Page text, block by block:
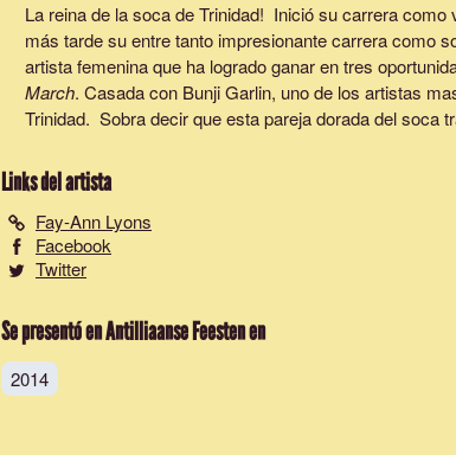
La reina de la soca de Trinidad! Inició su carrera
más tarde su entre tanto impresionante carrera como
artista femenina que ha logrado ganar en tres
March. Casada con Bunji Garlin, uno de los artistas
Trinidad. Sobra decir que esta pareja dorada del soca
Links del artista
Fay-Ann Lyons
Facebook
Twitter
Se presentó en Antilliaanse Feesten en
2014